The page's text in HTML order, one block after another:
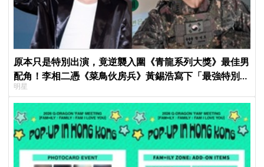
原本只是特別出演，竟逆襲入圍《青龍系列大獎》最佳男
配角！李相二憑《菜鳥伙房兵》黃錫浩寫下「最強特別出
演」傳奇
明星